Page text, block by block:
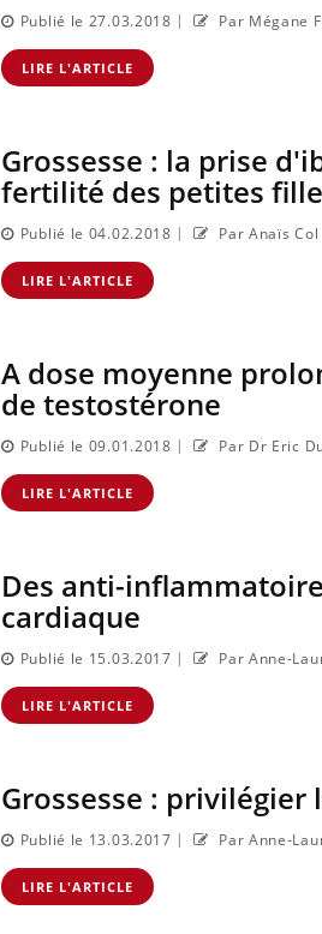
Publié le 27.03.2018 | Par Mégane
LIRE L'ARTICLE
Grossesse : la prise
fertilité des petites
Publié le 04.02.2018 | Par Anaïs Col
LIRE L'ARTICLE
A dose moyenne
de testostérone
Publié le 09.01.2018 | Par Dr Eric
LIRE L'ARTICLE
Des anti-
cardiaque
Publié le 15.03.2017 | Par Anne-
LIRE L'ARTICLE
Grossesse :
Publié le 13.03.2017 | Par Anne-
LIRE L'ARTICLE